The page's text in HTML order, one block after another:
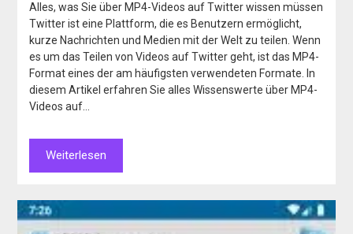
Alles, was Sie über MP4-Videos auf Twitter wissen müssen
Twitter ist eine Plattform, die es Benutzern ermöglicht,
kurze Nachrichten und Medien mit der Welt zu teilen. Wenn
es um das Teilen von Videos auf Twitter geht, ist das MP4-
Format eines der am häufigsten verwendeten Formate. In
diesem Artikel erfahren Sie alles Wissenswerte über MP4-
Videos auf…
Weiterlesen